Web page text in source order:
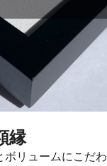
縁
ボリュームにこだわ